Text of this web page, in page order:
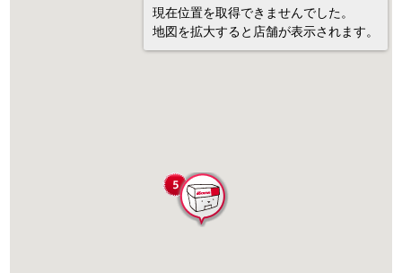
現在位置を取得できませんでした。
地図を拡大すると店舗が表示されます。